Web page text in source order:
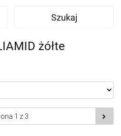
Zgody cookies
Szukaj
żółte